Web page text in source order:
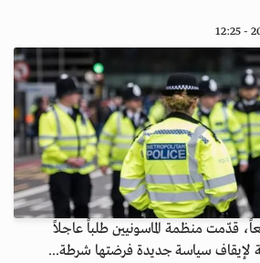
قدّمت منظمة الماسونيين طلباً عاجلاً
لإيقاف سياسة جديدة فرضتها شرطة...